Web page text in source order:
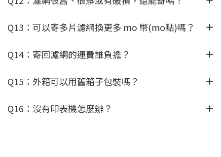
Q13：可以寄多片濾網換更多 mo 幣(mo點)嗎？
Q14：寄回濾網的運費誰負擔？
Q15：外箱可以用舊箱子包裝嗎？
Q16：沒有印表機怎麼辦？